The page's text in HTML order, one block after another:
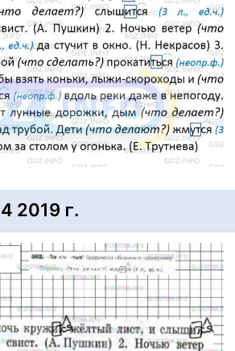
2019 г.